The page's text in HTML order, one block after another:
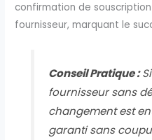
confirmation de
fournisseur, marquant le
Conseil Pratique :
fournisseur sans
changement est
garanti sans